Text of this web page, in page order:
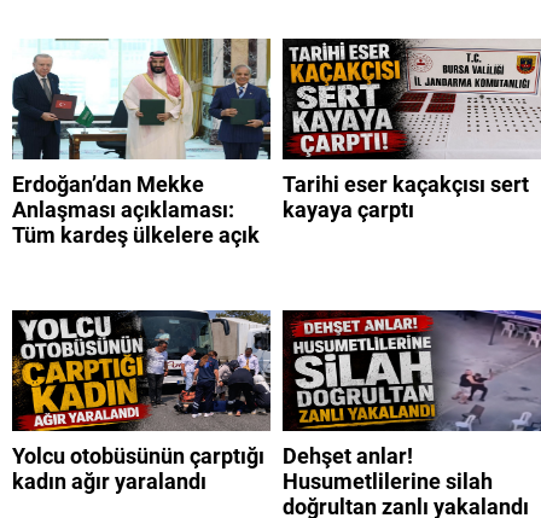
Erdoğan’dan Mekke
Anlaşması açıklaması:
Tüm kardeş ülkelere açık
Tarihi eser kaçakçısı sert
kayaya çarptı
Yolcu otobüsünün çarptığı
kadın ağır yaralandı
Dehşet anlar!
Husumetlilerine silah
doğrultan zanlı yakalandı